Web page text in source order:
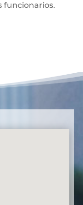
funcionarios.